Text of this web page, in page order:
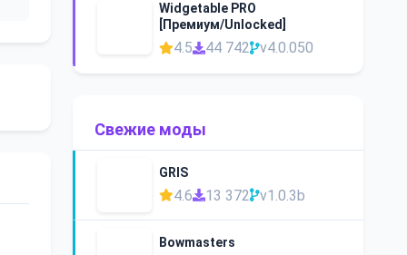
Widgetable PRO
[Премиум/Unlocked]
4.5 44 742 v4.0.050
Свежие моды
GRIS
4.6 13 372 v1.0.3b
Bowmasters